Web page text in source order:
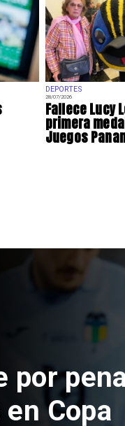
DEPORTES
28/07/2026
Fallece Lucy
primera
Juegos
de
en test